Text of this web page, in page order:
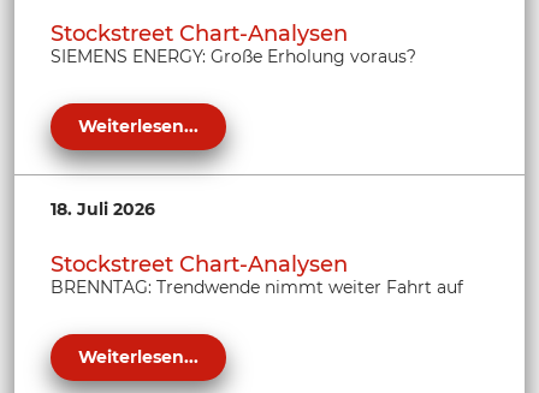
Stockstreet Chart-Analysen
SIEMENS ENERGY: Große Erholung voraus?
Weiterlesen...
18. Juli 2026
Stockstreet Chart-Analysen
BRENNTAG: Trendwende nimmt weiter Fahrt auf
Weiterlesen...